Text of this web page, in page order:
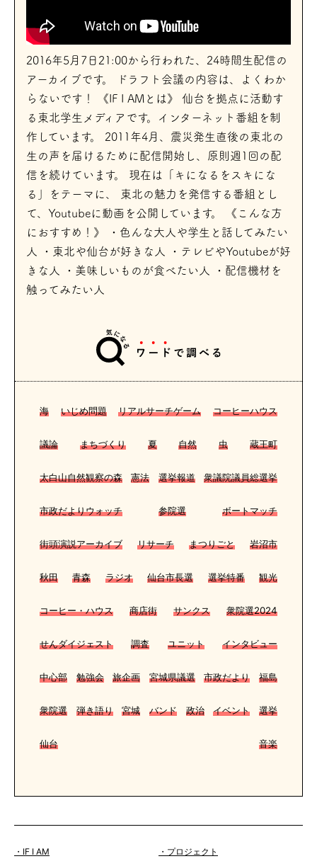
海 いじめ問題 リアルサーチゲーム コーヒーハウス
議論 まちづくり 夏 自然 虫 蔵王町
太白山自然観察の森 憲法 選挙報道 衆議院議員総選挙
市政だよりウォッチ 参院選 ボートマッチ
街頭演説アーカイブ リサーチ まつりごと 岩沼市
秋田 青森 ラジオ 仙台市長選 選挙特番 観光
コーヒー・ハウス 商店街 サンクス 衆院選2024
せんダイジェスト 調査 ユニット インタビュー
中心部 勉強会 旅企画 宮城県議選 市政だより 福島
衆院選 弾き語り 宮城 バンド 政治 イベント 選挙
仙台 音楽
2016年5月7日21:00から行われた、24時間生配信の
アーカイブです。 ドラフト会議の内容は、よくわか
らないです！ 《IF I AMとは》 仙台を拠点に活動す
る東北学生メディアです。インターネット番組を制
作しています。 2011年4月、震災発生直後の東北の
生の声を届けるために配信開始し、原則週1回の配
信を続けています。 現在は「キになるをスキにな
る」をテーマに、 東北の魅力を発信する番組とし
て、Youtubeに動画を公開しています。 《こんな方
におすすめ！》 ・色んな大人や学生と話してみたい
人 ・東北や仙台が好きな人 ・テレビやYoutubeが好
きな人 ・美味しいものが食べたい人 ・配信機材を
触ってみたい人
・IF I AM
・プロジェクト